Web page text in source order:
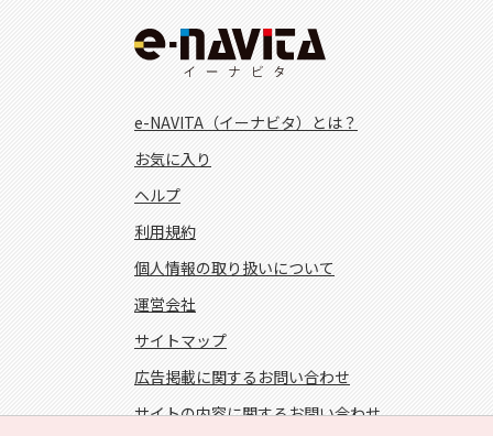
e-NAVITA（イーナビタ）とは？
お気に入り
ヘルプ
利用規約
個人情報の取り扱いについて
運営会社
サイトマップ
広告掲載に関するお問い合わせ
サイトの内容に関するお問い合わせ